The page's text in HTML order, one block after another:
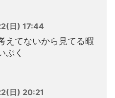
日) 17:44
えてないから見てる暇
ぷく
日) 20:21